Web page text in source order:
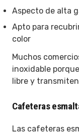
Aspecto de alta
Apto para
color
Muchos
inoxidable
libre y
Cafeteras
Las cafeteras